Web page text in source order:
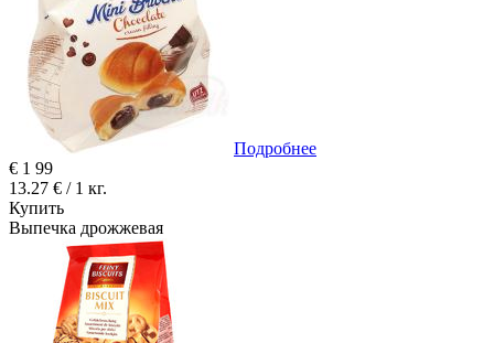
Подробнее
€ 1 99
13.27 € / 1 кг.
Купить
Выпечка дрожжевая